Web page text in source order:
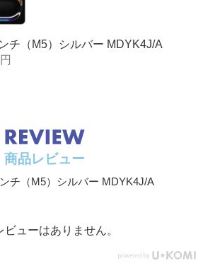
チ（M5）シルバー MDYK4J/A
商品レビュー
チ（M5）シルバー MDYK4J/A
ビューはありません。